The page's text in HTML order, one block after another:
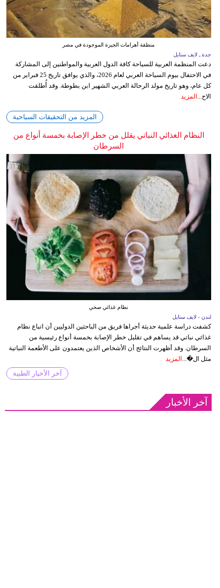
منطقة أهرامات الجيزة الموجودة في مصر
جدة ـ لايف ستايل
دعت المنظمة العربية للسياحة كافة الدول العربية والمواطنين إلى المشاركة
في الاحتفال بيوم السياحة العربي لعام 2026، والذي يوافق تاريخ 25 فبراير من
كل عام، وهو تاريخ مولد الرحالة العربي الشهير ابن بطوطة. وقد أُطلقت
الاح... المزيد
المزيد من التحقيقات السياحية
النظام الغذائي النباتي يقلل من خطر الإصابة بخمسة أنواع من
السرطان
نظام غذائي صحي
لندن - لايف ستايل
كشفت دراسة علمية حديثة أجراها فريق من الباحثين الدوليين أن اتباع نظام
غذائي نباتي قد يساهم في تقليل خطر الإصابة بخمسة أنواع رئيسية من
السرطان. وقد أظهرت النتائج أن الأشخاص الذين يعتمدون على الأطعمة النباتية
مثل ال�...
المزيد
آخر الأخبار الطبية
آخر الأخبار